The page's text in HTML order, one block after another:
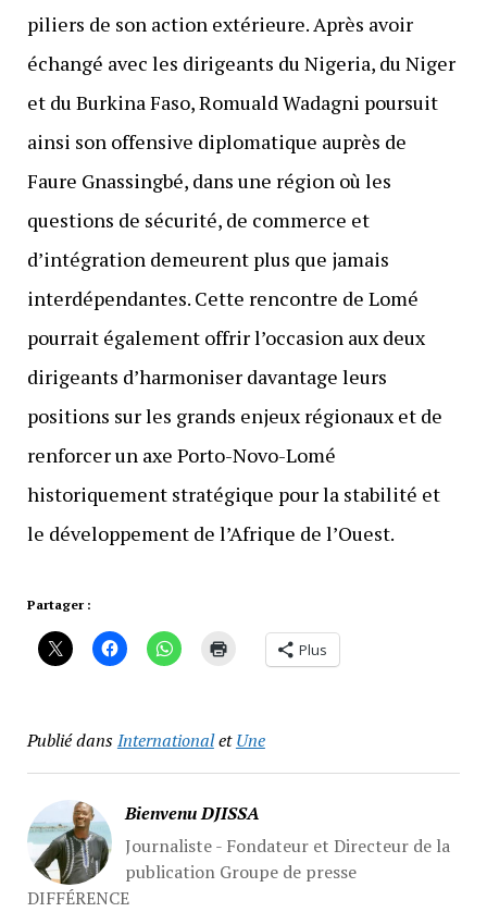
piliers de son action extérieure. Après avoir
échangé avec les dirigeants du Nigeria, du Niger
et du Burkina Faso, Romuald Wadagni poursuit
ainsi son offensive diplomatique auprès de
Faure Gnassingbé, dans une région où les
questions de sécurité, de commerce et
d’intégration demeurent plus que jamais
interdépendantes. Cette rencontre de Lomé
pourrait également offrir l’occasion aux deux
dirigeants d’harmoniser davantage leurs
positions sur les grands enjeux régionaux et de
renforcer un axe Porto-Novo-Lomé
historiquement stratégique pour la stabilité et
le développement de l’Afrique de l’Ouest.
Partager :
Plus
Publié dansInternationaletUne
Bienvenu DJISSA
Journaliste - Fondateur et Directeur de la
publication Groupe de presse
DIFFÉRENCE